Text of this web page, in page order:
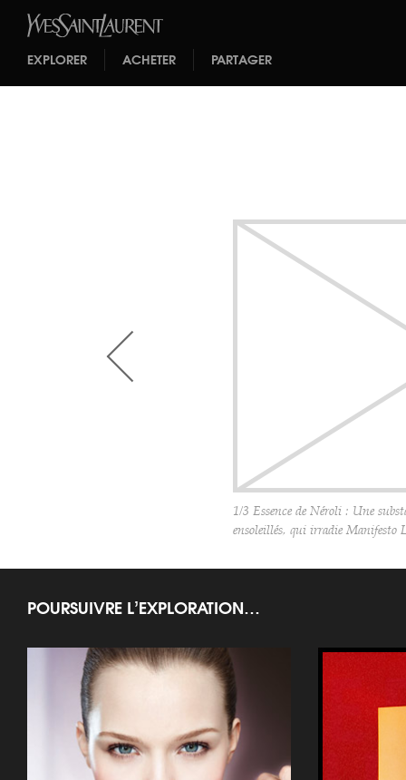
EXPLORER ACHETER PARTAGER
1/3 Essence de Néroli : Une
ensoleillés, qui irradie Manifesto
POURSUIVRE L’EXPLORATION…